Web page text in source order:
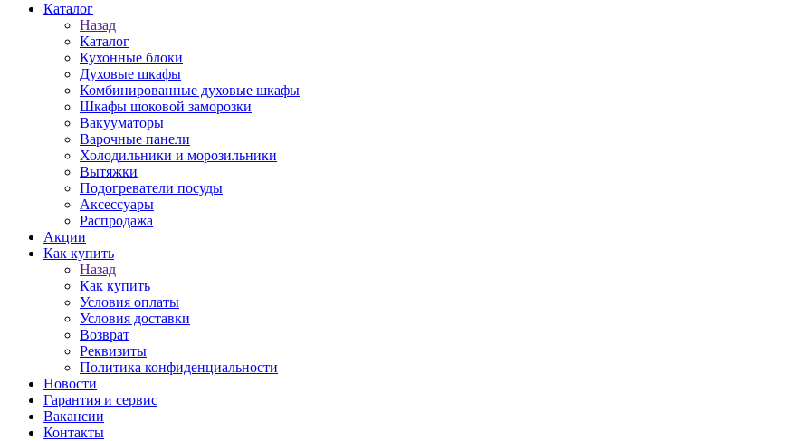
Каталог
Назад
Каталог
Кухонные блоки
Духовые шкафы
Комбинированные духовые шкафы
Шкафы шоковой заморозки
Вакууматоры
Варочные панели
Холодильники и морозильники
Вытяжки
Подогреватели посуды
Аксессуары
Распродажа
Акции
Как купить
Назад
Как купить
Условия оплаты
Условия доставки
Возврат
Реквизиты
Политика конфиденциальности
Новости
Гарантия и сервис
Вакансии
Контакты